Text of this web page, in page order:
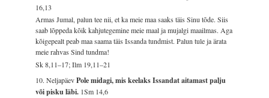
16,13
Armas Jumal, palun tee nii, et ka meie maa saaks täis Sinu tõde. Siis
saab lõppeda kõik kahjutegemine meie maal ja mujalgi maailmas. Aga
kõigepealt peab maa saama täis Issanda tundmist. Palun tule ja ärata
meie rahvas Sind tundma!
Sk 8,11–17; Ilm 19,11–21
10. NeljapäevPole midagi, mis keelaks Issandat aitamast palju
või pisku läbi. 1Sm 14,6